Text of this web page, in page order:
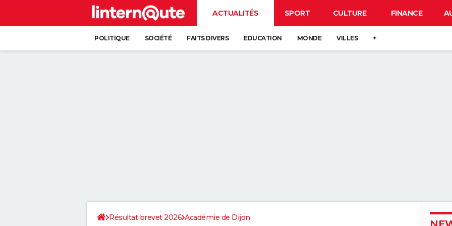
ACTUALITÉS SPORT CULTURE FINANCE
POLITIQUE SOCIÉTÉ FAITS DIVERS EDUCATION MONDE VILLES +
Résultat brevet 2026 Académie de Dijon